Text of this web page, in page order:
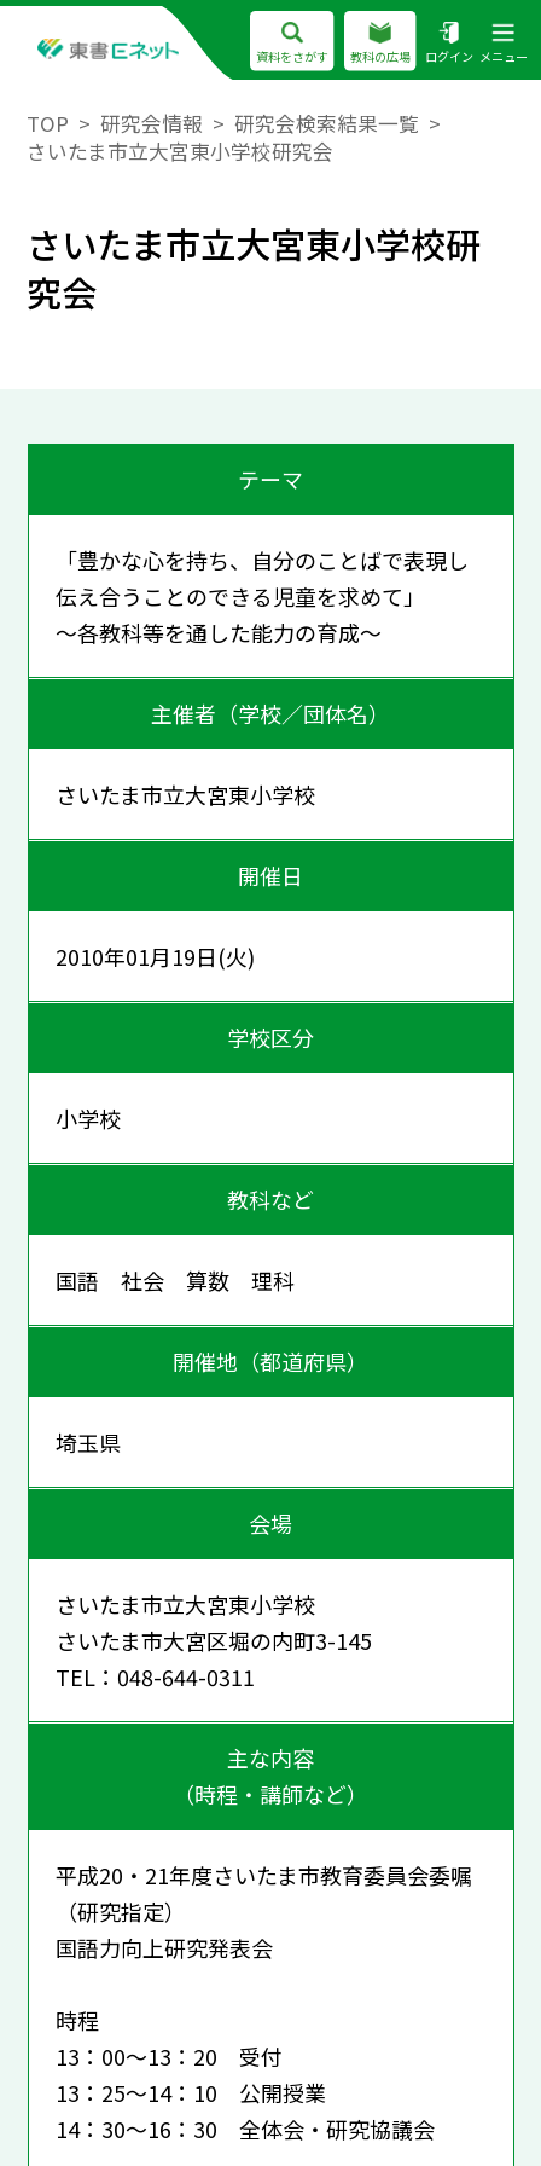
資料をさがす 教科の広場 ログイン メニュー
TOP 研究会情報
研究会検索結果一覧
さいたま市立大宮東小学校研究会
さいたま市立大宮東小学校研
究会
テーマ
「豊かな心を持ち、自分のことばで表現し
伝え合うことのできる児童を求めて」
～各教科等を通した能力の育成～
主催者（学校／団体名）
さいたま市立大宮東小学校
開催日
2010年01月19日(火)
学校区分
小学校
教科など
国語 社会 算数 理科
開催地（都道府県）
埼玉県
会場
さいたま市立大宮東小学校
さいたま市大宮区堀の内町3-145
TEL：048-644-0311
主な内容
（時程・講師など）
平成20・21年度さいたま市教育委員会委嘱
（研究指定）
国語力向上研究発表会
時程
13：00～13：20 受付
13：25～14：10 公開授業
14：30～16：30 全体会・研究協議会